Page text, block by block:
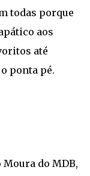
todas porque
aos
até
ponta pé.
do MDB,